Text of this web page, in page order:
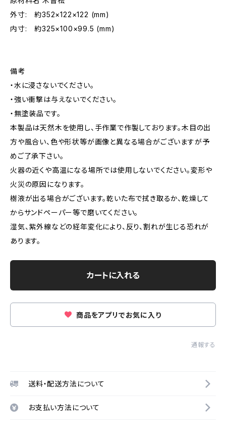
外寸: 約352×122×122 (mm)
内寸: 約325×100×99.5 (mm)
備考
・水に浸さないでください。
・強い衝撃は与えないでください。
・無塗装品です。
本製品は天然木を使用し、手作業で作製しております。木目の出
方や風合い、色や形状等が画像と異なる場合がございますが予
めご了承下さい。
火器の近くや高温になる場所では使用しないでください。変形や
火災の原因になります。
樹液が出る場合がございます。乾いた布で拭き取るか、乾燥して
からサンドペーパー等で磨いてください。
湿気、紫外線などの経年変化により、反り、割れが生じる恐れが
あります。
カートに入れる
商品をアプリでお気に入り
通報する
送料・配送方法について
お支払い方法について